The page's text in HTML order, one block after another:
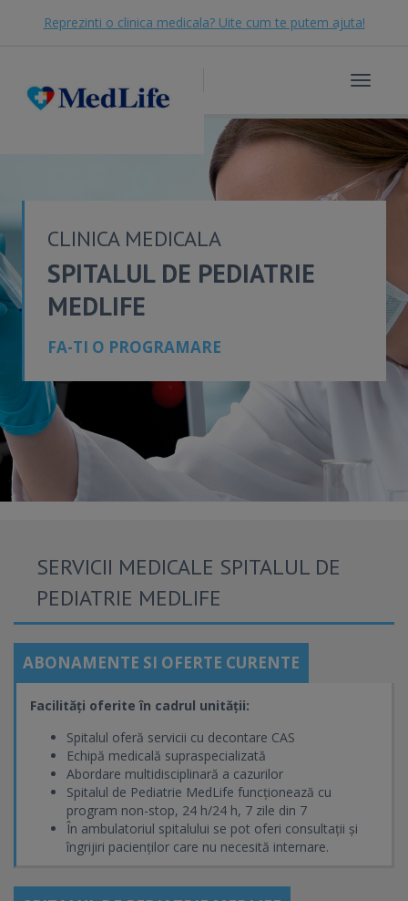
Reprezinti o clinica medicala? Uite cum te putem ajuta!
Toggle
CLINICA MEDICALA
SPITALUL DE PEDIATRIE
MEDLIFE
FA-TI O PROGRAMARE
SERVICII MEDICALE SPITALUL DE
PEDIATRIE MEDLIFE
ABONAMENTE SI OFERTE CURENTE
Facilități oferite în cadrul unității:
Spitalul oferă servicii cu decontare CAS
Echipă medicală supraspecializată
Abordare multidisciplinară a cazurilor
Spitalul de Pediatrie MedLife funcționează cu
program non-stop, 24 h/24 h, 7 zile din 7
În ambulatoriul spitalului se pot oferi consultații și
îngrijiri pacienților care nu necesită internare.